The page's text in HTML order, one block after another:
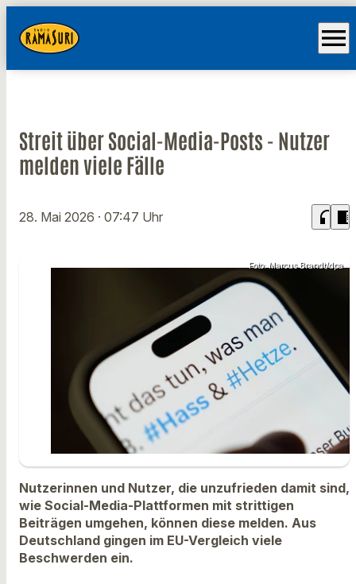
menu
Streit über Social-Media-Posts - Nutzer
melden viele Fälle
28. Mai 2026 · 07:47 Uhr headphones chrome_reader_mode
Foto: Marcus Brandt/dpa
Nutzerinnen und Nutzer, die unzufrieden damit sind,
wie Social-Media-Plattformen mit strittigen
Beiträgen umgehen, können diese melden. Aus
Deutschland gingen im EU-Vergleich viele
Beschwerden ein.